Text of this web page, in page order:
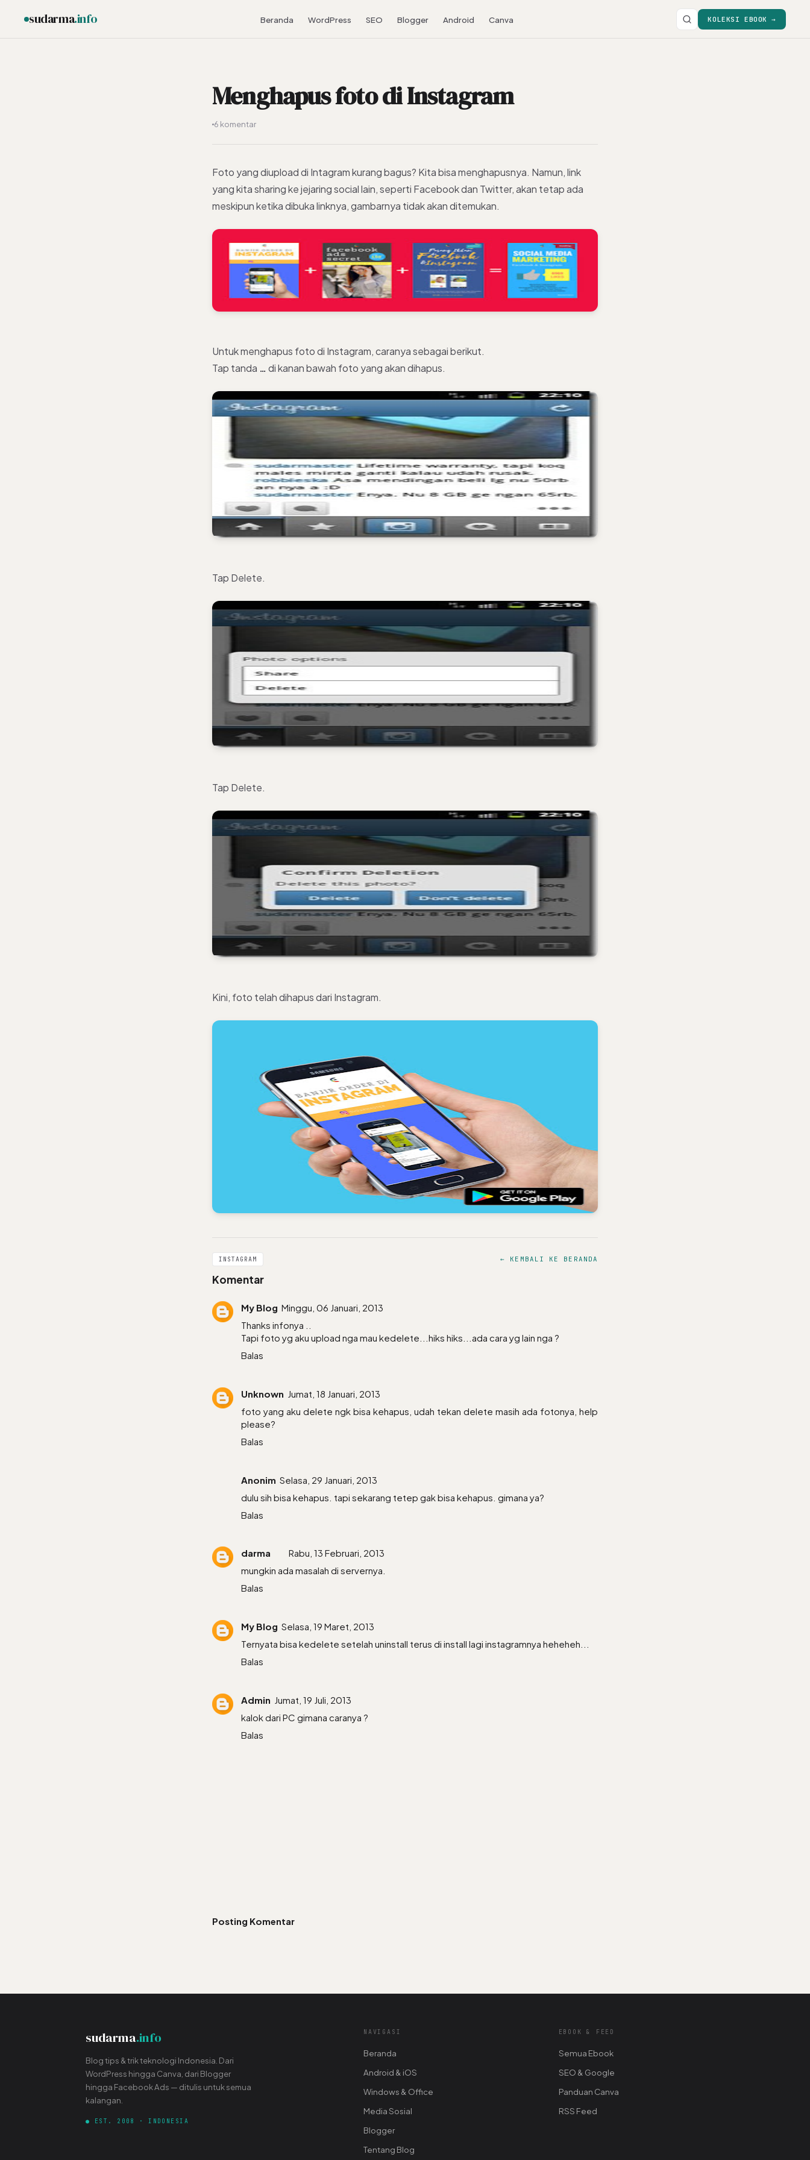
sudarma.info Beranda WordPress SEO Blogger Android Canva KOLEKSI EBOOK →
Menghapus foto di Instagram
6 komentar
Foto yang diupload di Intagram kurang bagus? Kita bisa menghapusnya. Namun, link
yang kita sharing ke jejaring social lain, seperti Facebook dan Twitter, akan tetap ada
meskipun ketika dibuka linknya, gambarnya tidak akan ditemukan.
Untuk menghapus foto di Instagram, caranya sebagai berikut.
Tap tanda …di kanan bawah foto yang akan dihapus.
Tap Delete.
Tap Delete.
Kini, foto telah dihapus dari Instagram.
INSTAGRAM ← KEMBALI KE BERANDA
Komentar
My Blog Minggu, 06 Januari, 2013
Thanks infonya ..
Tapi foto yg aku upload nga mau kedelete...hiks hiks...ada cara yg lain nga ?
Balas
Unknown Jumat, 18 Januari, 2013
foto yang aku delete ngk bisa kehapus, udah tekan delete masih ada fotonya, help
please?
Balas
Anonim Selasa, 29 Januari, 2013
dulu sih bisa kehapus. tapi sekarang tetep gak bisa kehapus. gimana ya?
Balas
darma
Rabu, 13 Februari, 2013
mungkin ada masalah di servernya.
Balas
My Blog Selasa, 19 Maret, 2013
Ternyata bisa kedelete setelah uninstall terus di install lagi instagramnya heheheh...
Balas
Admin Jumat, 19 Juli, 2013
kalok dari PC gimana caranya ?
Balas
Posting Komentar
sudarma.info
Blog tips & trik teknologi Indonesia. Dari
WordPress hingga Canva, dari Blogger
hingga Facebook Ads — ditulis untuk semua
kalangan.
● EST. 2008 · INDONESIA
NAVIGASI
Beranda
Android & iOS
Windows & Office
Media Sosial
Blogger
Tentang Blog
EBOOK & FEED
Semua Ebook
SEO & Google
Panduan Canva
RSS Feed